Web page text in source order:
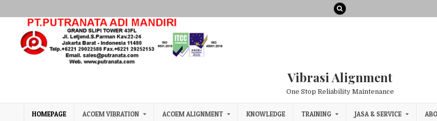
Vibrasi Alignment
One Stop Reliability Maintenance
HOMEPAGE ACOEM VIBRATION ACOEM ALIGNMENT KNOWLEDGE TRAINING JASA & SERVICE